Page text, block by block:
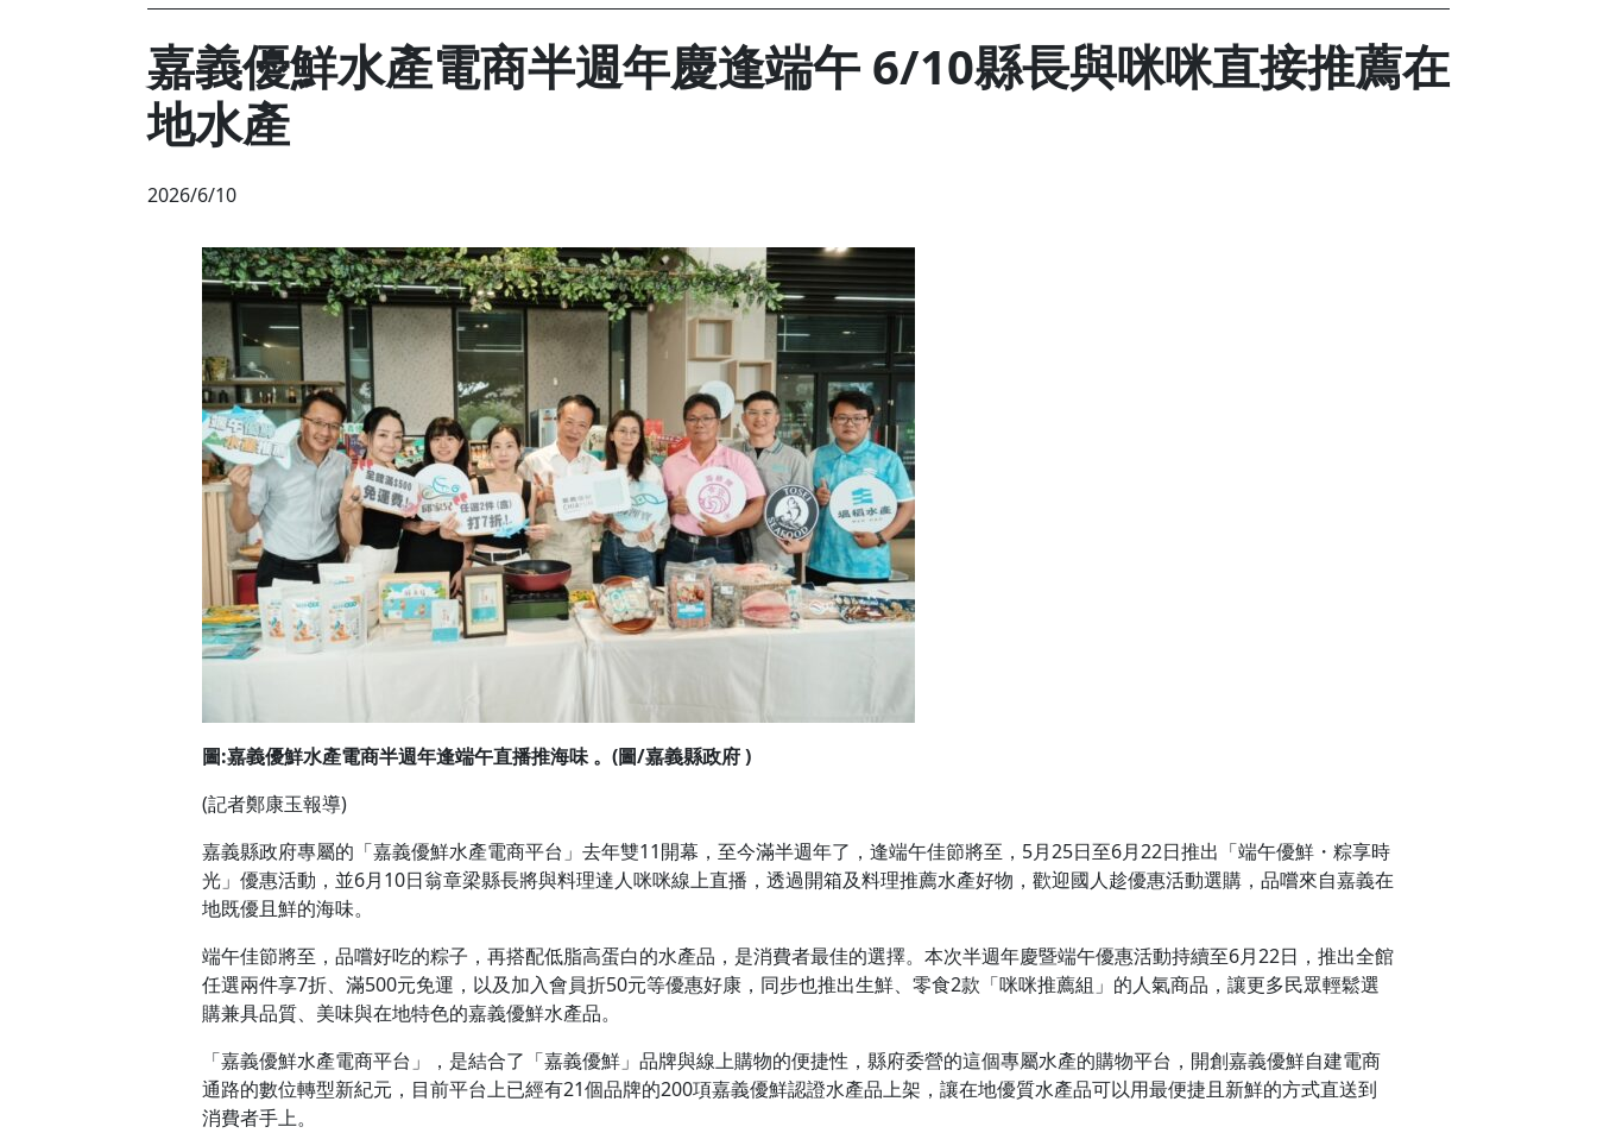
嘉義優鮮水產電商半週年慶逢端午 6/10縣長與咪咪直接推薦在
地水產
2026/6/10
圖:嘉義優鮮水產電商半週年逢端午直播推海味 。(圖/嘉義縣政府 )
(記者鄭康玉報導)
嘉義縣政府專屬的「嘉義優鮮水產電商平台」去年雙11開幕，至今滿半週年了，逢端午佳節將至，5月25日至6月22日推出「端午優鮮・粽享時
光」優惠活動，並6月10日翁章梁縣長將與料理達人咪咪線上直播，透過開箱及料理推薦水產好物，歡迎國人趁優惠活動選購，品嚐來自嘉義在
地既優且鮮的海味。
端午佳節將至，品嚐好吃的粽子，再搭配低脂高蛋白的水產品，是消費者最佳的選擇。本次半週年慶暨端午優惠活動持續至6月22日，推出全館
任選兩件享7折、滿500元免運，以及加入會員折50元等優惠好康，同步也推出生鮮、零食2款「咪咪推薦組」的人氣商品，讓更多民眾輕鬆選
購兼具品質、美味與在地特色的嘉義優鮮水產品。
「嘉義優鮮水產電商平台」，是結合了「嘉義優鮮」品牌與線上購物的便捷性，縣府委營的這個專屬水產的購物平台，開創嘉義優鮮自建電商
通路的數位轉型新紀元，目前平台上已經有21個品牌的200項嘉義優鮮認證水產品上架，讓在地優質水產品可以用最便捷且新鮮的方式直送到
消費者手上。